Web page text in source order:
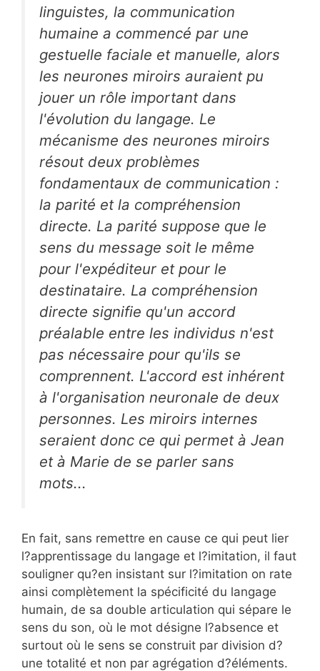
linguistes, la communication
humaine a commencé par une
gestuelle faciale et manuelle, alors
les neurones miroirs auraient pu
jouer un rôle important dans
l'évolution du langage. Le
mécanisme des neurones miroirs
résout deux problèmes
fondamentaux de communication :
la parité et la compréhension
directe. La parité suppose que le
sens du message soit le même
pour l'expéditeur et pour le
destinataire. La compréhension
directe signifie qu'un accord
préalable entre les individus n'est
pas nécessaire pour qu'ils se
comprennent. L'accord est inhérent
à l'organisation neuronale de deux
personnes. Les miroirs internes
seraient donc ce qui permet à Jean
et à Marie de se parler sans
mots...
En fait, sans remettre en cause ce qui peut lier
l?apprentissage du langage et l?imitation, il faut
souligner qu?en insistant sur l?imitation on rate
ainsi complètement la spécificité du langage
humain, de sa double articulation qui sépare le
sens du son, où le mot désigne l?absence et
surtout où le sens se construit par division d?
une totalité et non par agrégation d?éléments.